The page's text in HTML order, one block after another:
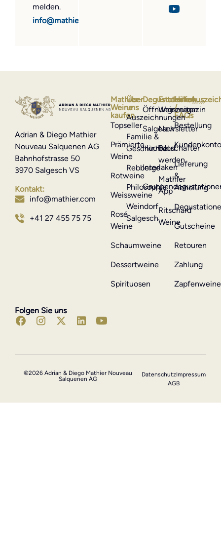
melden.
info@mathier.com
Adrian & Diego Mathier
Nouveau Salquenen AG
Bahnhofstrasse 50
3970 Salgesch VS
Kontakt:
info@mathier.com
+41 27 455 75 75
Folgen Sie uns
Mathier-
Weine
kaufen
Topseller
Prämierte
Weine
Rotweine
Weissweine
Rosé
Weine
Schaumweine
Dessertweine
Spirituosen
Hilfe
/
FAQs
Bestellung
Lieferung
&
Abholung
Gutscheine
Retouren
Zahlung
Zapfenweine
Entdecken
Weinmagazin
Newsletter
Botschafter
werden
Mathier
App
Ritschard
Weine
Degustationen
Öffnungszeiten
Salgesch
Hochdorf
Interlaken
Über
uns
Auszeichnungen
Familie &
Geschichte
Rebberge
Philosophie
Weindorf
Salgesch
©2026 Adrian & Diego Mathier Nouveau
Salquenen AG
DatenschutzImpressum
AGB